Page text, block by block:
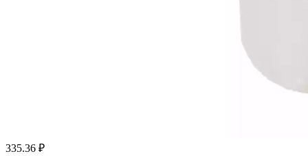
335.36 ₽